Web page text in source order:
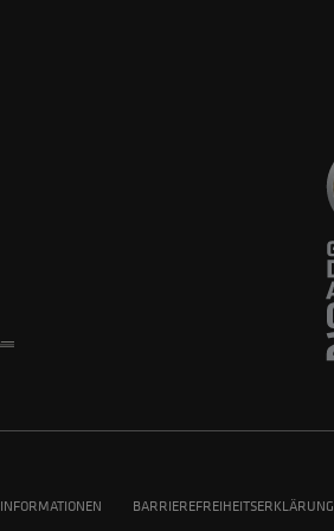
BARRIEREFREIHEITSERKLÄRUNG